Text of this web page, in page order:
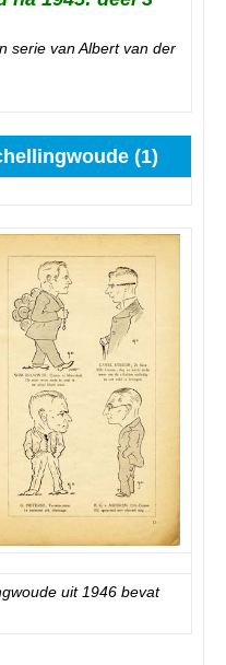
serie van Albert van der
(1)
uit 1946 bevat